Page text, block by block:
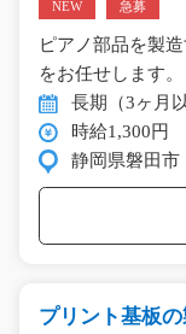
NEW 急募
ピアノ部品を製
をお任せします
長期（3ヶ月以
時給1,300円
静岡県磐田市
プリント基板